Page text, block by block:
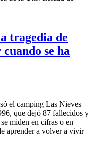
tragedia de
se ha
el camping Las Nieves
que dejó 87 fallecidos y
miden en cifras o en
aprender a volver a vivir